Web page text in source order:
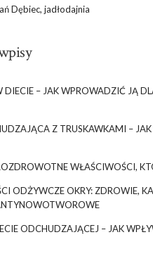
Dębiec, jadłodajnia
DIECIE – JAK WPROWADZIĆ JĄ
Z TRUSKAWKAMI –
WŁAŚCIWOŚCI,
ODŻYWCZE OKRY: ZDROWIE,
ODCHUDZAJĄCEJ – JAK